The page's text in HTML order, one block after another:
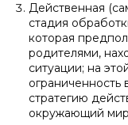
Действенная
стадия
которая
родителями,
ситуации; на
стратегию
окружающий